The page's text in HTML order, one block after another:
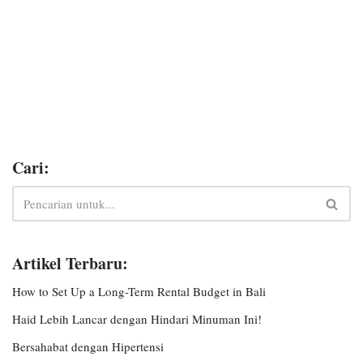
Cari:
Artikel Terbaru:
How to Set Up a Long-Term Rental Budget in Bali
Haid Lebih Lancar dengan Hindari Minuman Ini!
Bersahabat dengan Hipertensi